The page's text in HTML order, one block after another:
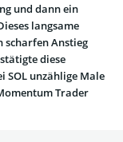
und dann ein
langsame
scharfen Anstieg
diese
SOL unzählige Male
Trader